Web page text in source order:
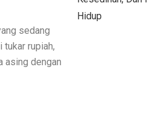
sedang
tukar rupiah,
asing dengan
Hidup